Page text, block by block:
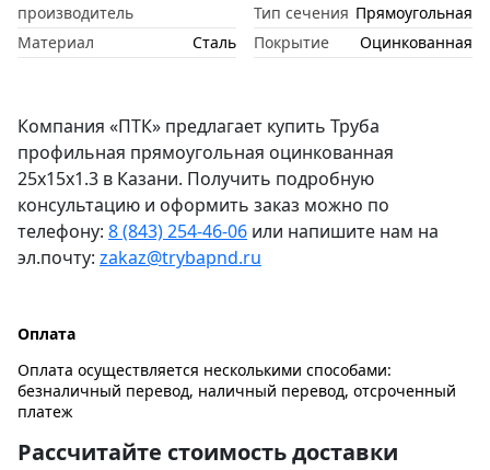
производитель
Материал Сталь
Тип сечения Прямоугольная
Покрытие
Оцинкованная
Компания «ПТК» предлагает купить Труба
профильная прямоугольная оцинкованная
25х15х1.3 в Казани. Получить подробную
консультацию и оформить заказ можно по
телефону: 8 (843) 254-46-06 или напишите нам на
эл.почту: zakaz@trybapnd.ru
Оплата
Оплата осуществляется несколькими способами:
безналичный перевод, наличный перевод, отсроченный
платеж
Рассчитайте стоимость доставки